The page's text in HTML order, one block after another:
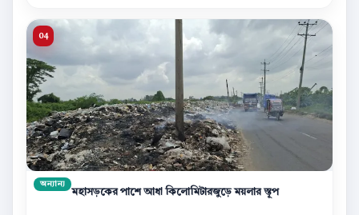
অন্যান্য
মহাসড়কের পাশে আধা কিলোমিটারজুড়ে ময়লার স্তূপ